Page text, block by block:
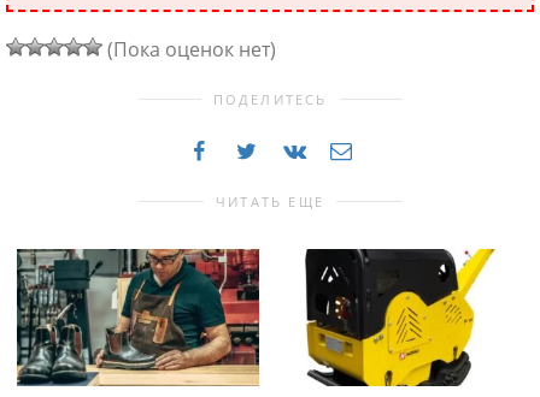
(Пока оценок нет)
ПОДЕЛИТЕСЬ
ЧИТАТЬ ЕЩЕ